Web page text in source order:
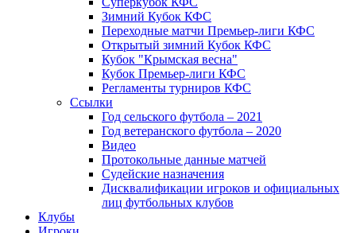
Зимний Кубок КФС
Переходные матчи Премьер-лиги КФС
Открытый зимний Кубок КФС
Кубок "Крымская весна"
Кубок Премьер-лиги КФС
Регламенты турниров КФС
Ссылки
Год сельского футбола – 2021
Год ветеранского футбола – 2020
Видео
Протокольные данные матчей
Судейские назначения
Дисквалификации игроков и официальных
лиц футбольных клубов
Клубы